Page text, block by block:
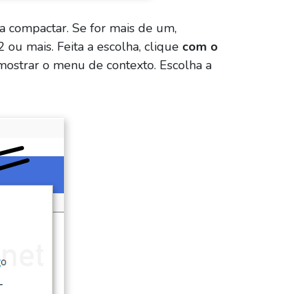
Se for mais de um,
mais. Feita a escolha, clique com o
o menu de contexto. Escolha a